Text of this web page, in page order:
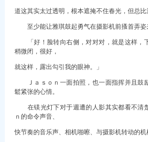
道这其实太过透明，根本遮掩不住春光，但总比
至少能让雅琪鼓起勇气在摄影机前搔首弄姿
「好！脸转向右侧，对对对，就是这样，
稍微闭，很好，
就这样，露出勾引我的眼神。」
Ｊａｓｏｎ一面拍照，也一面指挥并且鼓
鬆紧张的心情。
在镁光灯下对于週遭的人影其实都看不清
ｎ的命令声音、
快节奏的音乐声、相机啪嚓、与摄影机转动的机